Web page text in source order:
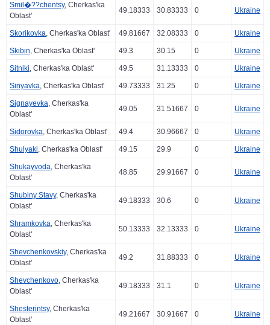
Smil�??chentsy, Cherkas'ka
Oblast'
49.18333 30.83333 0 Ukraine
Skorikovka, Cherkas'ka Oblast' 49.81667 32.08333 0 Ukraine
Skibin, Cherkas'ka Oblast' 49.3 30.15 0 Ukraine
Sitniki, Cherkas'ka Oblast' 49.5 31.13333 0 Ukraine
Sinyavka, Cherkas'ka Oblast' 49.73333 31.25 0 Ukraine
Signayevka, Cherkas'ka
Oblast'
49.05 31.51667 0 Ukraine
Sidorovka, Cherkas'ka Oblast' 49.4 30.96667 0 Ukraine
Shulyaki, Cherkas'ka Oblast' 49.15 29.9 0 Ukraine
Shukayvoda, Cherkas'ka
Oblast'
48.85 29.91667 0 Ukraine
Shubiny Stavy, Cherkas'ka
Oblast'
49.18333 30.6 0 Ukraine
Shramkovka, Cherkas'ka
Oblast'
50.13333 32.13333 0 Ukraine
Shevchenkovskiy, Cherkas'ka
Oblast'
49.2 31.88333 0 Ukraine
Shevchenkovo, Cherkas'ka
Oblast'
49.18333 31.1 0 Ukraine
Shesterintsy, Cherkas'ka
Oblast'
49.21667 30.91667 0 Ukraine